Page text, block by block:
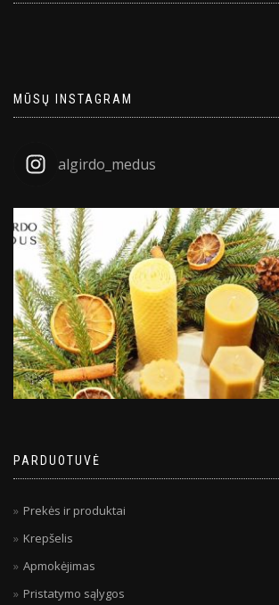
MŪSŲ INSTAGRAM
algirdo_medus
PARDUOTUVĖ
Prekės ir produktai
Krepšelis
Apmokėjimas
Pristatymo sąlygos